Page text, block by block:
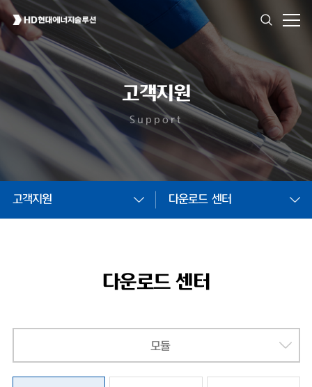
고객지원
Support
고객지원 다운로드 센터
다운로드 센터
모듈